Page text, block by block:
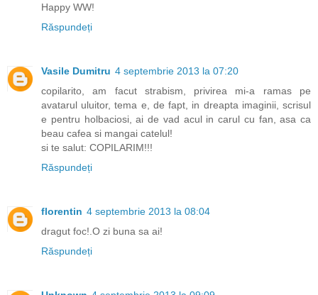
Happy WW!
Răspundeți
Vasile Dumitru 4 septembrie 2013 la 07:20
copilarito, am facut strabism, privirea mi-a ramas pe
avatarul uluitor, tema e, de fapt, in dreapta imaginii, scrisul
e pentru holbaciosi, ai de vad acul in carul cu fan, asa ca
beau cafea si mangai catelul!
si te salut: COPILARIM!!!
Răspundeți
florentin 4 septembrie 2013 la 08:04
dragut foc!.O zi buna sa ai!
Răspundeți